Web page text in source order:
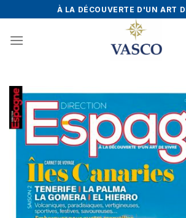
to
content
À LA DÉCOUVERTE D'UN ART